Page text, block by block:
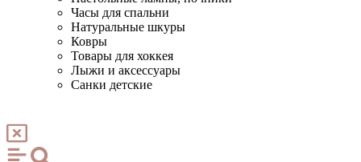
Часы для спальни
Натуральные шкуры
Ковры
Товары для хоккея
Лыжи и аксессуары
Санки детские